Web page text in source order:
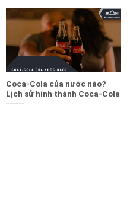
Coca-Cola của nước nào?
Lịch sử hình thành Coca-Cola